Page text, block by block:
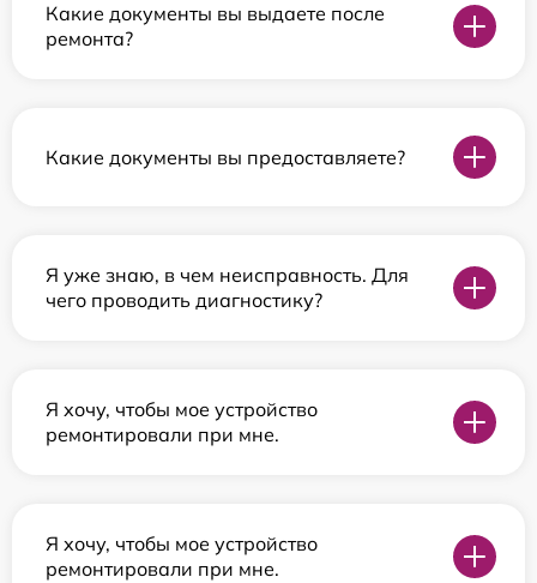
Какие документы вы выдаете после
ремонта?
Какие документы вы предоставляете?
Я уже знаю, в чем неисправность. Для
чего проводить диагностику?
Я хочу, чтобы мое устройство
ремонтировали при мне.
Я хочу, чтобы мое устройство
ремонтировали при мне.